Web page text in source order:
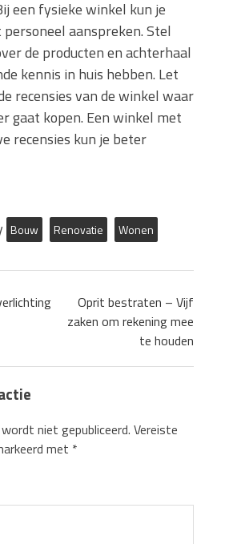
een fysieke winkel kun je
aanspreken. Stel
de producten en achterhaal
kennis in huis hebben. Let
recensies van de winkel waar
gaat kopen. Een winkel met
recensies kun je beter
Bouw Renovatie Wonen
Oprit bestraten – Vijf
zaken om rekening mee
te houden
niet gepubliceerd. Vereiste
met *